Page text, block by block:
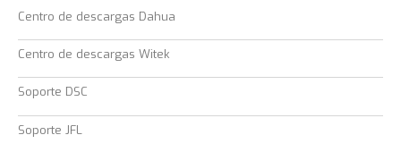
Centro de descargas Dahua
Centro de descargas Witek
Soporte DSC
Soporte JFL